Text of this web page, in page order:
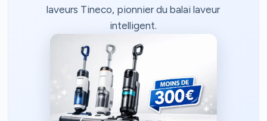
laveurs Tineco, pionnier du balai laveur
intelligent.